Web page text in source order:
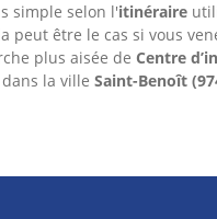
simple selon l'itinéraire
peut être le cas si vous
plus aisée de Centre
la ville Saint-Benoît